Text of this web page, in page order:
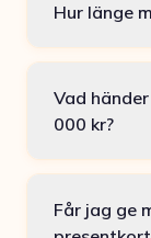
Hur länge
Vad
000 kr?
Får jag ge